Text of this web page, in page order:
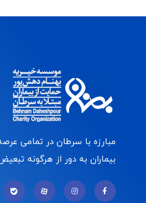
مبارزه با سرطان در تمامی
بیماران به دور از هرگونه